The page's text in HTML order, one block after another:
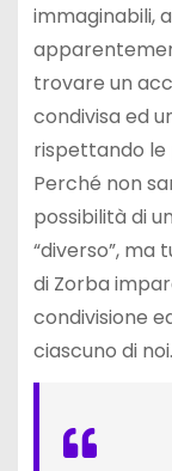
immaginabili,
trovare un
condivisa ed
rispettando le
Perché non
possibilità di
“diverso”, ma
di Zorba
condivisione
ciascuno di